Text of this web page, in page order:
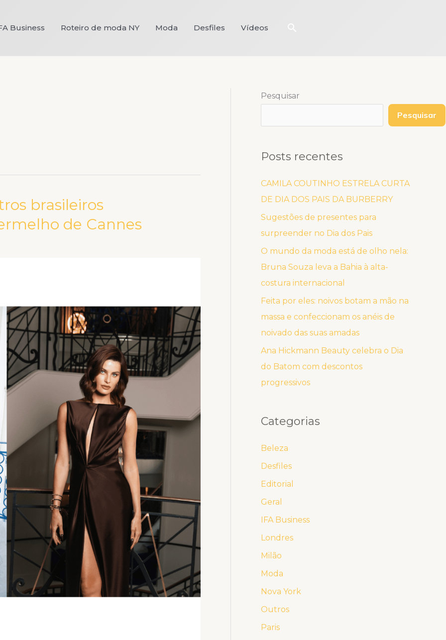
Business Roteiro de moda NY Moda Desfiles Vídeos Pesquisar
brasileiros
de Cannes
Pesquisar
Pesquisar
Posts recentes
CAMILA COUTINHO ESTRELA CURTA
DE DIA DOS PAIS DA BURBERRY
Sugestões de presentes para
surpreender no Dia dos Pais
O mundo da moda está de olho nela:
Bruna Souza leva a Bahia à alta-
costura internacional
Feita por eles: noivos botam a mão na
massa e confeccionam os anéis de
noivado das suas amadas
Ana Hickmann Beauty celebra o Dia
do Batom com descontos
progressivos
Categorias
Beleza
Desfiles
Editorial
Geral
IFA Business
Londres
Milão
Moda
Nova York
Outros
Paris